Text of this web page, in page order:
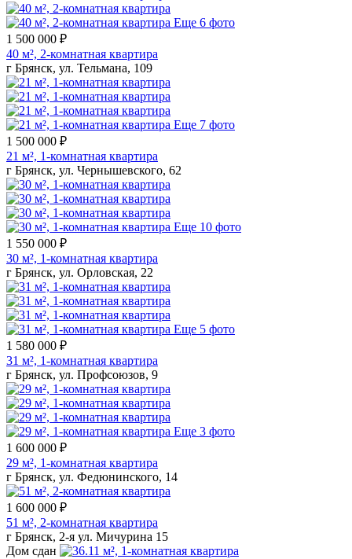
Еще 6 фото
1 500 000 ₽
40 м², 2-комнатная квартира
г Брянск, ул. Тельмана, 109
Еще 7 фото
1 500 000 ₽
21 м², 1-комнатная квартира
г Брянск, ул. Чернышевского, 62
Еще 10 фото
1 550 000 ₽
30 м², 1-комнатная квартира
г Брянск, ул. Орловская, 22
Еще 5 фото
1 580 000 ₽
31 м², 1-комнатная квартира
г Брянск, ул. Профсоюзов, 9
Еще 3 фото
1 600 000 ₽
29 м², 1-комнатная квартира
г Брянск, ул. Федюнинского, 14
1 600 000 ₽
51 м², 2-комнатная квартира
г Брянск, 2-я ул. Мичурина 15
Дом сдан